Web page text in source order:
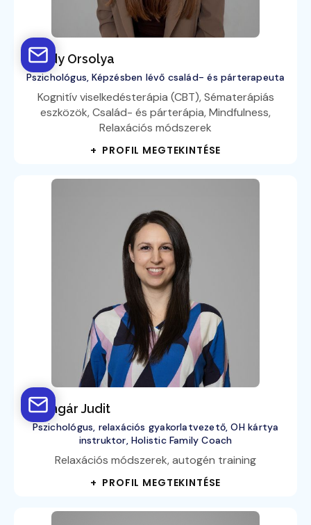
Faludy Orsolya
Pszichológus, Képzésben lévő család- és párterapeuta
Kognitív viselkedésterápia (CBT), Sématerápiás
eszközök, Család- és párterápia, Mindfulness,
Relaxációs módszerek
+ PROFIL MEGTEKINTÉSE
dr. Ungár Judit
Pszichológus, relaxációs gyakorlatvezető, OH kártya
instruktor, Holistic Family Coach
Relaxációs módszerek, autogén training
+ PROFIL MEGTEKINTÉSE